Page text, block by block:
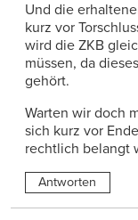
Und die
kurz vor
wird die ZKB
müssen, da
gehört.
Warten wir doch
sich kurz vor
rechtlich belangt
Antworten